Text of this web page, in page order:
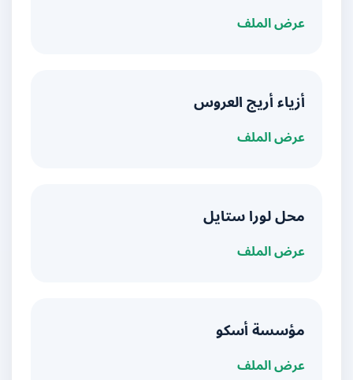
عرض الملف
أزياء أريج العروس
عرض الملف
محل لورا ستايل
عرض الملف
مؤسسة أسكو
عرض الملف